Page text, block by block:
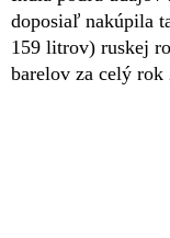
doposiaľ nakúpila
159 litrov) ruskej
barelov za celý rok